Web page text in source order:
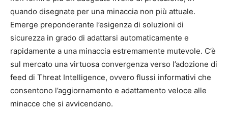
quando disegnate per una minaccia non più attuale.
Emerge preponderante l’esigenza di soluzioni di
sicurezza in grado di adattarsi automaticamente e
rapidamente a una minaccia estremamente mutevole. C’è
sul mercato una virtuosa convergenza verso l’adozione di
feed di Threat Intelligence, ovvero flussi informativi che
consentono l’aggiornamento e adattamento veloce alle
minacce che si avvicendano.